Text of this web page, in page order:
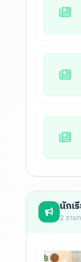
นักเ
2 ราย